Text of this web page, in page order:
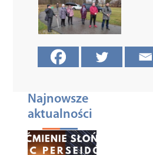
Najnowsze
aktualności